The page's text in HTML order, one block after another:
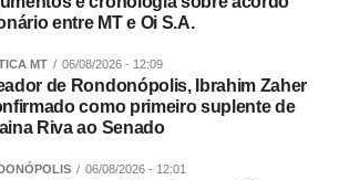
entre MT e Oi S.A.
MT 06/08/2026 - 12:09
de Rondonópolis, Ibrahim Zaher
como primeiro suplente de
Riva ao Senado
06/08/2026 - 12:01